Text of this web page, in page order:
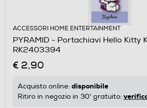
ACCESSORI HOME ENTERTAINMENT
PYRAMID - Portachiavi Hello Kitty
RK2403394
€ 2,90
Acquisto online: disponibile
Ritiro in negozio in 30' gratuito: